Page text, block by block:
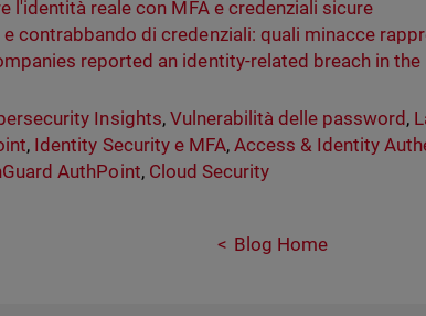
l'identità reale con MFA e credenziali sicure
e contrabbando di credenziali: quali minacce
reported an identity-related breach in
Insights, Vulnerabilità delle password ,
, Identity Security e MFA, Access & Identity
AuthPoint, Cloud Security
Blog Home